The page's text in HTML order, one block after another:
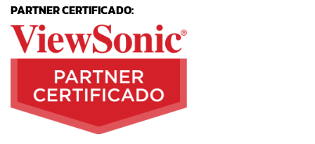
PARTNER CERTIFICADO: